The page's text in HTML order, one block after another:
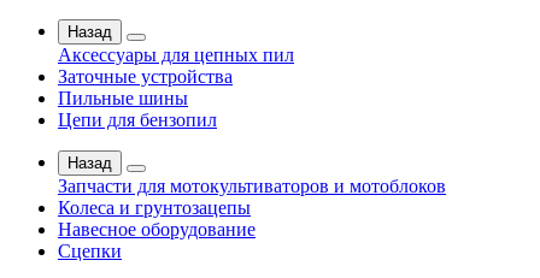
Назад
Аксессуары для цепных пил
Заточные устройства
Пильные шины
Цепи для бензопил
Назад
Запчасти для мотокультиваторов и мотоблоков
Колеса и грунтозацепы
Навесное оборудование
Сцепки